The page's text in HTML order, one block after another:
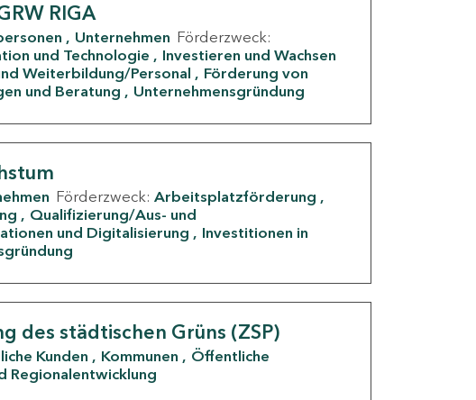
RIGA
Unternehmen Förderzweck:
und Technologie
Investieren und Wachsen
Weiterbildung/Personal
Förderung von
und Beratung Unternehmensgründung
Förderzweck: Arbeitsplatzförderung
Qualifizierung/Aus- und
und Digitalisierung
Investitionen in
des städtischen Grüns (ZSP)
Kunden Kommunen
Öffentliche
Regionalentwicklung